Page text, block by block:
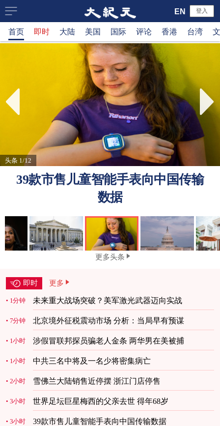
大
纪
新
网
登入
EN
首页 即时 大陆 美国 国际 评论 香港 台湾
头条 1/12
39款市售儿童智能手表向中国传输
数据
更多头条
即时 更多
1分钟 未来重大战场突破？美军激光武器迈向实战
7分钟 北京境外征税震动市场 分析：当局早有预谋
1小时 涉假冒联邦探员骗老人金条 两华男在美被捕
1小时 中共三名中将及一名少将密集病亡
2小时 雪佛兰大陆销售近停摆 浙江门店停售
3小时 世界足坛巨星梅西的父亲去世 得年68岁
3小时 39款市售儿童智能手表向中国传输数据